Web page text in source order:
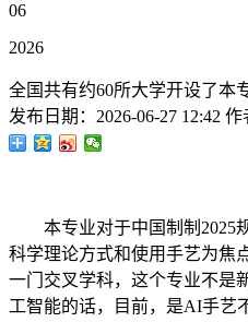
06
2026
全国共有约60所大学开设了本
发布日期： 2026-06-27 12:42 作
本专业对于中国制制2025
科学理论方式和使用手艺为焦
一门交叉学科，这个专业不是
工智能的话，目前，是AI手艺